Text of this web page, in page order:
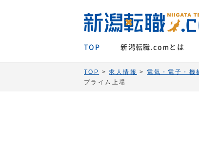
TOP 新潟転職.comとは
TOP >求人情報 > 電気・電子・機
プライム上場